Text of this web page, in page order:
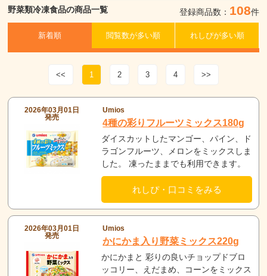
野菜類冷凍食品の商品一覧 登録商品数： 108件
新着順 閲覧数が多い順 れしぴが多い順
<< 1 2 3 4 >>
2026年03月01日
発売
Umios
4種の彩りフルーツミックス180g
ダイスカットしたマンゴー、パイン、ド
ラゴンフルーツ、メロンをミックスしま
した。 凍ったままでも利用できます。
れしぴ・口コミをみる
2026年03月01日
発売
Umios
かにかま入り野菜ミックス220g
かにかまと 彩りの良いチョップドブロ
ッコリー、えだまめ、コーンをミックス